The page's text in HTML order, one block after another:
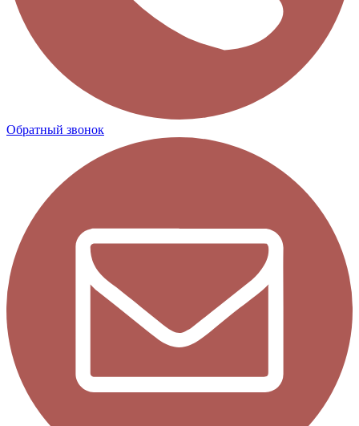
Обратный звонок